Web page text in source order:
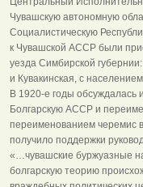
Чувашскую автономную
Социалистическую
к Чувашской АССР были
уезда Симбирской
и Кувакинская, с
В 1920-е годы
Болгарскую АССР и
переименованием черемис
получило поддержки
«…чувашские буржуазные
болгарскую теорию